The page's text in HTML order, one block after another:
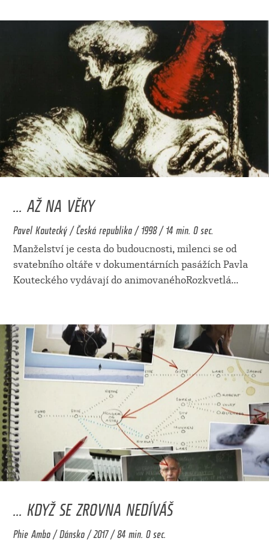
... AŽ NA VĚKY
Pavel Koutecký / Česká republika / 1998 / 14 min. 0 sec.
Manželství je cesta do budoucnosti, milenci se od
svatebního oltáře v dokumentárních pasážích Pavla
Kouteckého vydávají do animovanéhoRozkvetlá...
... KDYŽ SE ZROVNA NEDÍVÁŠ
Phie Ambo / Dánsko / 2017 / 84 min. 0 sec.